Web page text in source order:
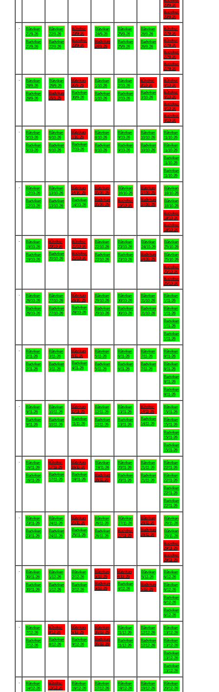
20/9-26
Badviken
20/9-26
Båtviken
21/9-26
Badviken
21/9-26
Båtviken
22/9-26
Badviken
22/9-26
Båtviken
23/9-26
Badviken
23/9-26
Båtviken
24/9-26
Badviken
24/9-26
Båtviken
25/9-26
Badviken
25/9-26
Båtviken
26/9-26
Badviken
26/9-26
Båtviken
27/9-26
Båtviken
27/9-26
Badviken
27/9-26
Badviken
27/9-26
Båtviken
28/9-26
Badviken
28/9-26
Båtviken
29/9-26
Badviken
29/9-26
Båtviken
30/9-26
Badviken
30/9-26
Båtviken
1/10-26
Badviken
1/10-26
Båtviken
2/10-26
Badviken
2/10-26
Båtviken
3/10-26
Badviken
3/10-26
Båtviken
4/10-26
Båtviken
4/10-26
Badviken
4/10-26
Badviken
4/10-26
Båtviken
5/10-26
Badviken
5/10-26
Båtviken
6/10-26
Badviken
6/10-26
Båtviken
7/10-26
Badviken
7/10-26
Båtviken
8/10-26
Badviken
8/10-26
Båtviken
9/10-26
Badviken
9/10-26
Båtviken
10/10-26
Badviken
10/10-26
Båtviken
11/10-26
Båtviken
11/10-26
Badviken
11/10-26
Badviken
11/10-26
Båtviken
12/10-26
Badviken
12/10-26
Båtviken
13/10-26
Badviken
13/10-26
Båtviken
14/10-26
Badviken
14/10-26
Båtviken
15/10-26
Badviken
15/10-26
Båtviken
16/10-26
Badviken
16/10-26
Båtviken
17/10-26
Badviken
17/10-26
Båtviken
18/10-26
Båtviken
18/10-26
Badviken
18/10-26
Badviken
18/10-26
Båtviken
19/10-26
Badviken
19/10-26
Båtviken
20/10-26
Badviken
20/10-26
Båtviken
21/10-26
Badviken
21/10-26
Båtviken
22/10-26
Badviken
22/10-26
Båtviken
23/10-26
Badviken
23/10-26
Båtviken
24/10-26
Badviken
24/10-26
Båtviken
25/10-26
Båtviken
25/10-26
Badviken
25/10-26
Badviken
25/10-26
Båtviken
26/10-26
Badviken
26/10-26
Båtviken
27/10-26
Badviken
27/10-26
Båtviken
28/10-26
Badviken
28/10-26
Båtviken
29/10-26
Badviken
29/10-26
Båtviken
30/10-26
Badviken
30/10-26
Båtviken
31/10-26
Badviken
31/10-26
Båtviken
1/11-26
Båtviken
1/11-26
Badviken
1/11-26
Badviken
1/11-26
Båtviken
2/11-26
Badviken
2/11-26
Båtviken
3/11-26
Badviken
3/11-26
Båtviken
4/11-26
Badviken
4/11-26
Båtviken
5/11-26
Badviken
5/11-26
Båtviken
6/11-26
Badviken
6/11-26
Båtviken
7/11-26
Badviken
7/11-26
Båtviken
8/11-26
Båtviken
8/11-26
Badviken
8/11-26
Badviken
8/11-26
Båtviken
9/11-26
Badviken
9/11-26
Båtviken
10/11-26
Badviken
10/11-26
Båtviken
11/11-26
Badviken
11/11-26
Båtviken
12/11-26
Badviken
12/11-26
Båtviken
13/11-26
Badviken
13/11-26
Båtviken
14/11-26
Badviken
14/11-26
Båtviken
15/11-26
Båtviken
15/11-26
Badviken
15/11-26
Badviken
15/11-26
Båtviken
16/11-26
Badviken
16/11-26
Båtviken
17/11-26
Badviken
17/11-26
Båtviken
18/11-26
Badviken
18/11-26
Båtviken
19/11-26
Badviken
19/11-26
Båtviken
20/11-26
Badviken
20/11-26
Båtviken
21/11-26
Badviken
21/11-26
Båtviken
22/11-26
Båtviken
22/11-26
Badviken
22/11-26
Badviken
22/11-26
Båtviken
23/11-26
Badviken
23/11-26
Båtviken
24/11-26
Badviken
24/11-26
Båtviken
25/11-26
Badviken
25/11-26
Båtviken
26/11-26
Badviken
26/11-26
Båtviken
27/11-26
Badviken
27/11-26
Båtviken
28/11-26
Badviken
28/11-26
Båtviken
29/11-26
Båtviken
29/11-26
Badviken
29/11-26
Badviken
29/11-26
Båtviken
30/11-26
Badviken
30/11-26
Båtviken
1/12-26
Badviken
1/12-26
Båtviken
2/12-26
Badviken
2/12-26
Båtviken
3/12-26
Badviken
3/12-26
Båtviken
4/12-26
Badviken
4/12-26
Båtviken
5/12-26
Badviken
5/12-26
Båtviken
6/12-26
Båtviken
6/12-26
Badviken
6/12-26
Badviken
6/12-26
Båtviken
7/12-26
Badviken
7/12-26
Båtviken
8/12-26
Badviken
8/12-26
Båtviken
9/12-26
Badviken
9/12-26
Båtviken
10/12-26
Badviken
10/12-26
Båtviken
11/12-26
Badviken
11/12-26
Båtviken
12/12-26
Badviken
12/12-26
Båtviken
13/12-26
Båtviken
13/12-26
Badviken
13/12-26
Badviken
13/12-26
Båtviken
14/12-26
Båtviken
15/12-26
Båtviken
16/12-26
Båtviken
17/12-26
Båtviken
18/12-26
Båtviken
19/12-26
Båtviken
20/12-26